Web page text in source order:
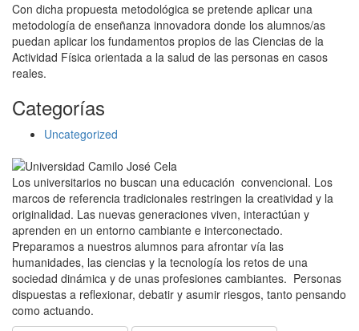
Con dicha propuesta metodológica se pretende aplicar una
metodología de enseñanza innovadora donde los alumnos/as
puedan aplicar los fundamentos propios de las Ciencias de la
Actividad Física orientada a la salud de las personas en casos
reales.
Categorías
Uncategorized
Los universitarios no buscan una educación convencional. Los
marcos de referencia tradicionales restringen la creatividad y la
originalidad. Las nuevas generaciones viven, interactúan y
aprenden en un entorno cambiante e interconectado.
Preparamos a nuestros alumnos para afrontar vía las
humanidades, las ciencias y la tecnología los retos de una
sociedad dinámica y de unas profesiones cambiantes. Personas
dispuestas a reflexionar, debatir y asumir riesgos, tanto pensando
como actuando.